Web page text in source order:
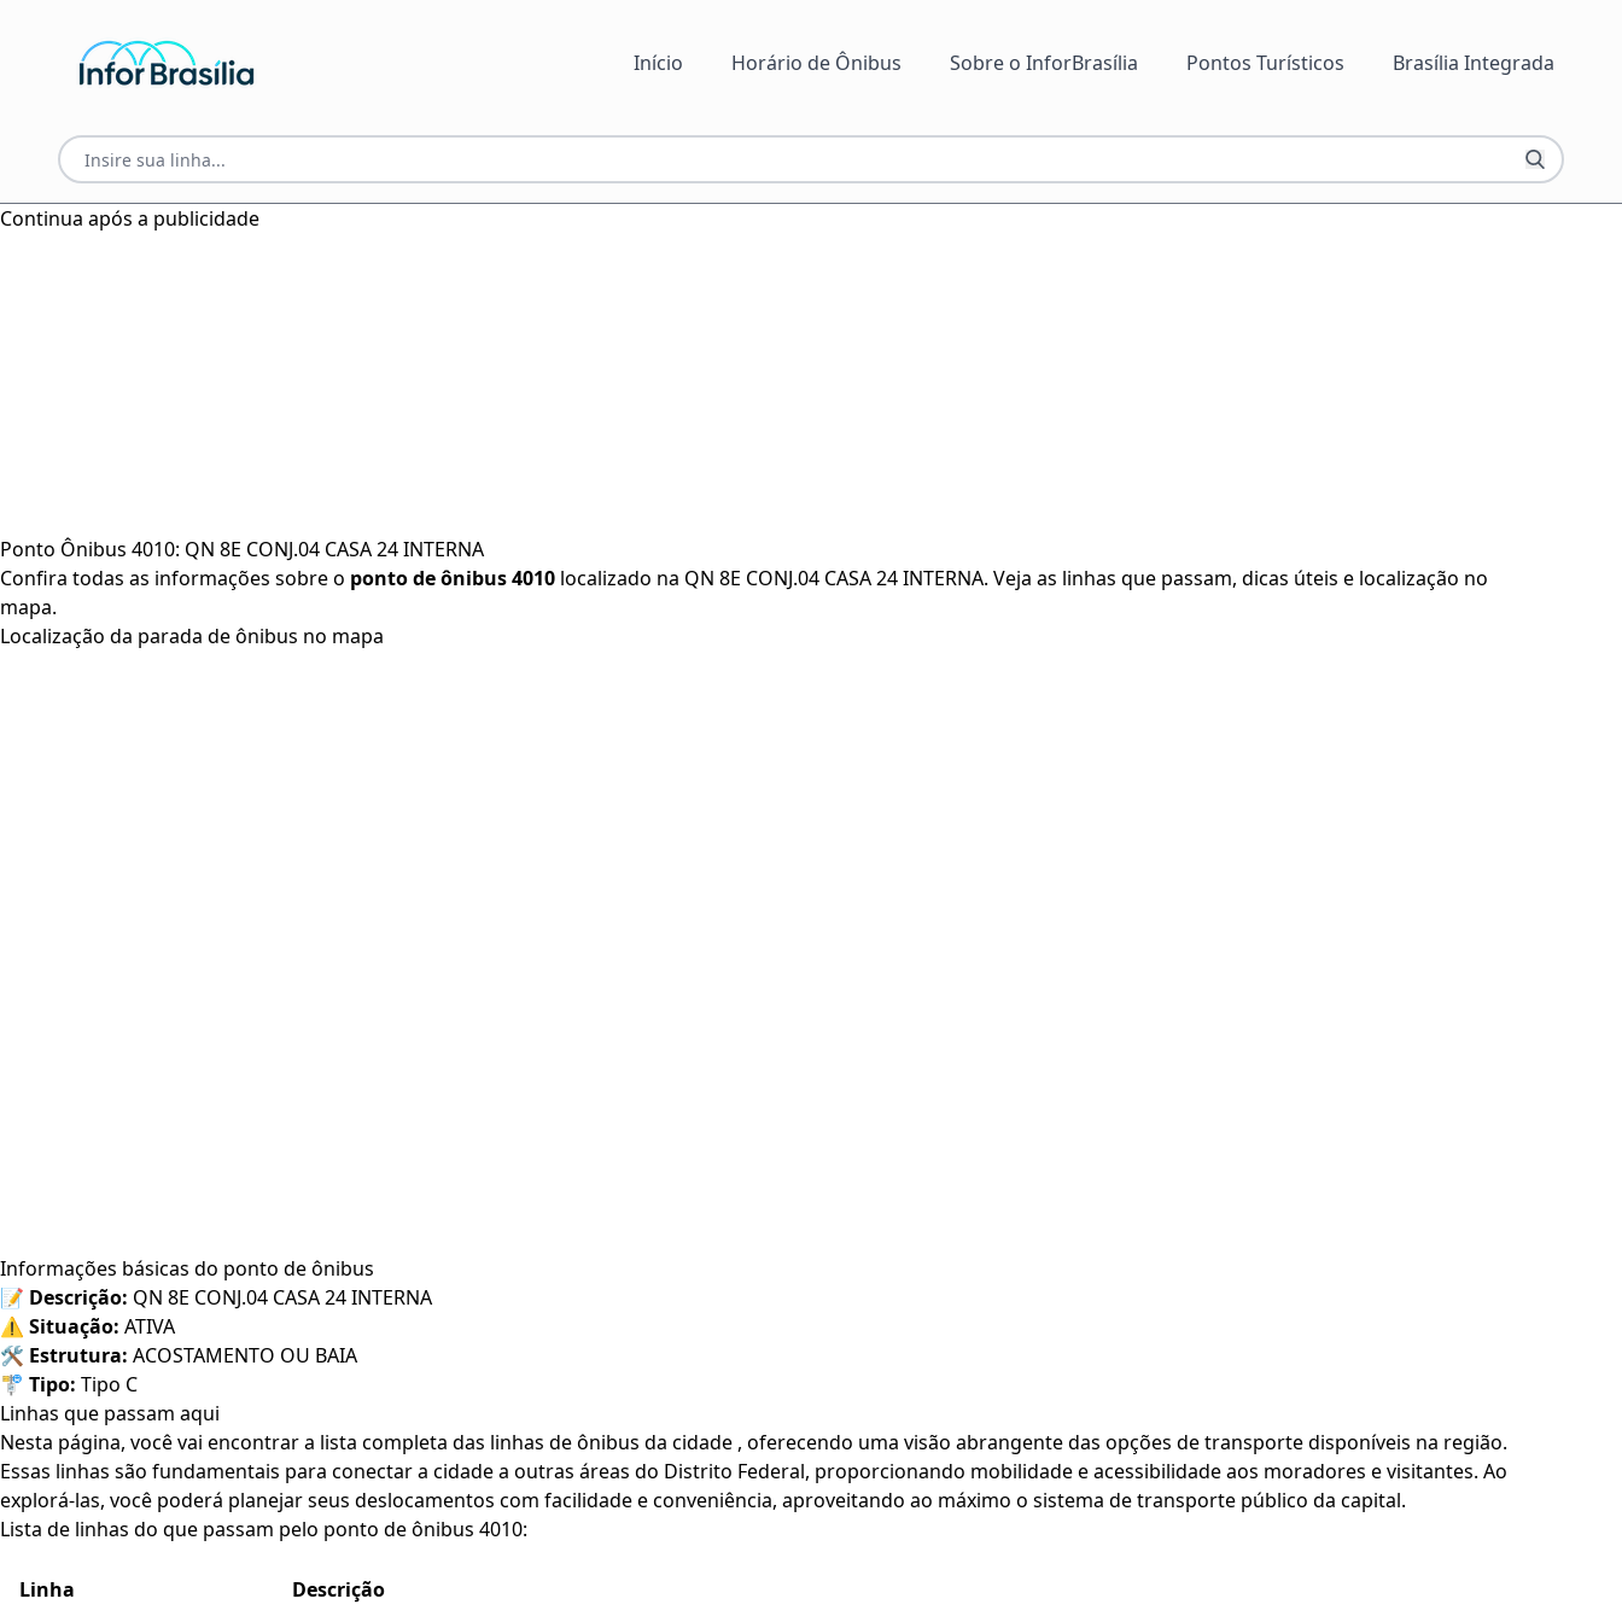
Início Horário de Ônibus Sobre o InforBrasília Pontos Turísticos Brasília Integrada
Continua após a publicidade
Ponto Ônibus 4010: QN 8E CONJ.04 CASA 24 INTERNA
Confira todas as informações sobre o ponto de ônibus 4010 localizado na QN 8E CONJ.04 CASA 24 INTERNA. Veja as linhas que passam, dicas úteis e localização no
mapa.
Localização da parada de ônibus no mapa
Informações básicas do ponto de ônibus
📝 Descrição: QN 8E CONJ.04 CASA 24 INTERNA
⚠️ Situação: ATIVA
🛠️ Estrutura: ACOSTAMENTO OU BAIA
🚏 Tipo: Tipo C
Linhas que passam aqui
Nesta página, você vai encontrar a lista completa das linhas de ônibus da cidade , oferecendo uma visão abrangente das opções de transporte disponíveis na região.
Essas linhas são fundamentais para conectar a cidade a outras áreas do Distrito Federal, proporcionando mobilidade e acessibilidade aos moradores e visitantes. Ao
explorá-las, você poderá planejar seus deslocamentos com facilidade e conveniência, aproveitando ao máximo o sistema de transporte público da capital.
Lista de linhas do que passam pelo ponto de ônibus 4010:
Linha Descrição